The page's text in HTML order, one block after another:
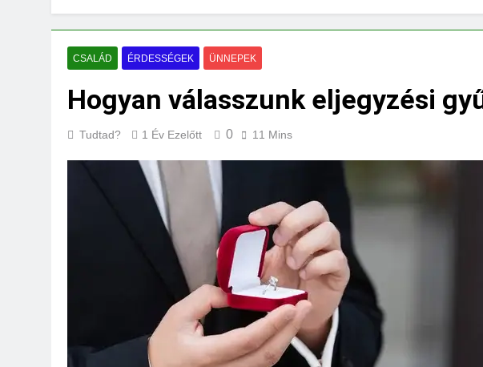
Mit jelent a magas vérnyomás?
3 Nap Ezelőtt
CSALÁD ÉRDESSÉGEK ÜNNEPEK
Hogyan válasszunk eljegyzési
Tudtad? 1 Év Ezelőtt 0 11 Mins